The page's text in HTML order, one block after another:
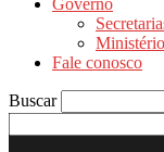
Governo
Fale conosco
Buscar